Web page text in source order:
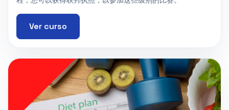
Ver curso